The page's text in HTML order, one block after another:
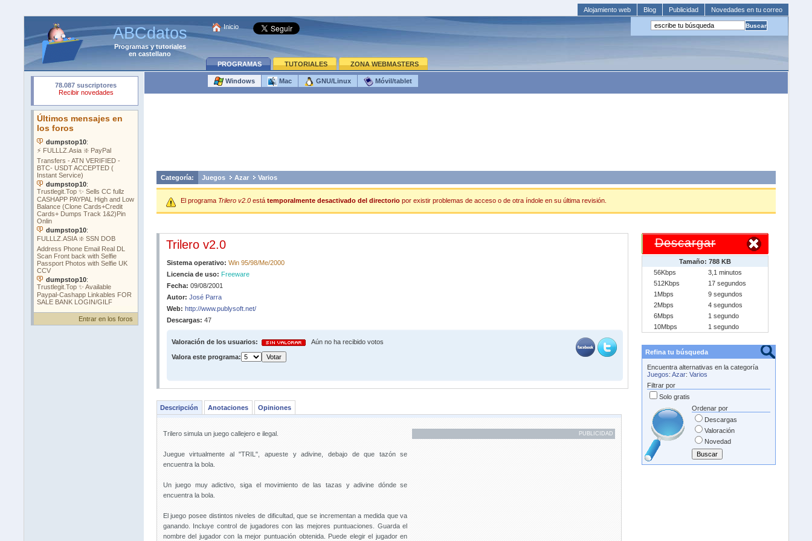
Alojamiento web Blog Publicidad Novedades en tu correo
ABCdatos
Programasytutoriales
en castellano
Inicio
PROGRAMAS TUTORIALES ZONA WEBMASTERS
Entrar en los foros
Windows Mac GNU/Linux Móvil/tablet
Categoría: Juegos Azar Varios
El programa Trilero v2.0está temporalmente desactivado del directoriopor existir problemas de acceso o de otra índole en su última revisión.
Trilero v2.0
Sistema operativo: Win 95/98/Me/2000
Licencia de uso: Freeware
Fecha: 09/08/2001
Autor: José Parra
Web: http://www.publysoft.net/
Descargas: 47
Valoración de los usuarios: Aún no ha recibido votos
Valora este programa:
Descripción Anotaciones Opiniones
PUBLICIDAD
Trilero simula un juego callejero e ilegal.
Juegue virtualmente al "TRIL", apueste y adivine, debajo de que tazón se
encuentra la bola.
Un juego muy adictivo, siga el movimiento de las tazas y adivine dónde se
encuentra la bola.
El juego posee distintos niveles de dificultad, que se incrementan a medida que va
ganando. Incluye control de jugadores con las mejores puntuaciones. Guarda el
nombre del jugador con la mejor puntuación obtenida. Puede elegir el jugador en
Descargar
Tamaño: 788 KB
56Kbps
3,1 minutos
512Kbps
17 segundos
1Mbps
9 segundos
2Mbps
4 segundos
6Mbps
1 segundo
10Mbps
1 segundo
Refina tu búsqueda
Encuentra alternativas en la categoría
Juegos: Azar: Varios
Filtrar por
Solo gratis
Ordenar por
Descargas
Valoración
Novedad